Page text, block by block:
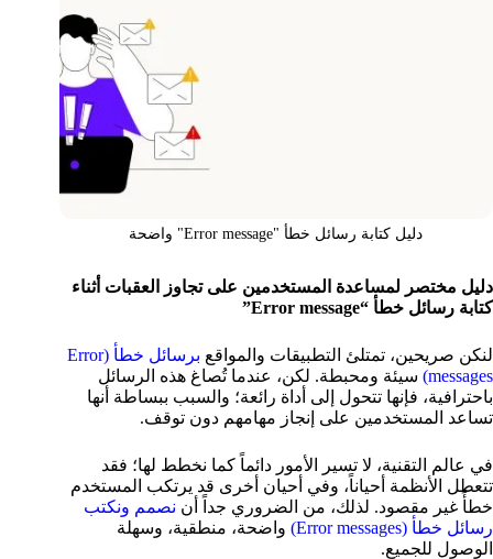
دليل كتابة رسائل خطأ "Error message" واضحة
دليل مختصر لمساعدة المستخدمين على تجاوز العقبات أثناء
كتابة رسائل خطأ “Error message”
لنكن صريحين، تمتلئ التطبيقات والمواقع
برسائل خطأ (Error
messages) سيئة ومحبطة. لكن، عندما تُصاغ هذه الرسائل
باحترافية، فإنها تتحول إلى أداة رائعة؛ والسبب ببساطة أنها
تساعد المستخدمين على إنجاز مهامهم دون توقف.
في عالم التقنية، لا تسير الأمور دائماً كما نخطط لها؛ فقد
تتعطل الأنظمة أحياناً، وفي أحيان أخرى قد يرتكب المستخدم
خطأً غير مقصود. لذلك، من الضروري جداً أن نصمم ونكتب
رسائل خطأ (Error messages)
واضحة، منطقية، وسهلة
الوصول للجميع.